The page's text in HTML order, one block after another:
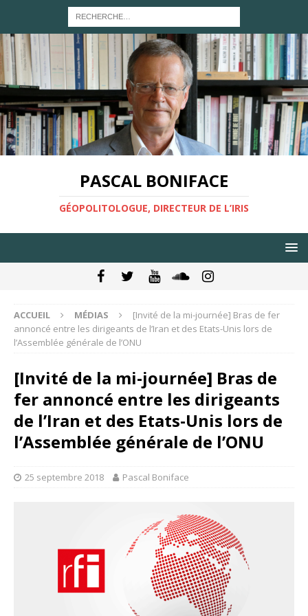
PASCAL BONIFACE
GÉOPOLITOLOGUE, DIRECTEUR DE L’IRIS
ACCUEIL MÉDIAS
[Invité de la mi-journée] Bras de fer
annoncé entre les dirigeants de l’Iran et des Etats-Unis lors de
l’Assemblée générale de l’ONU
[Invité de la mi-journée] Bras de
fer annoncé entre les dirigeants
de l’Iran et des Etats-Unis lors de
l’Assemblée générale de l’ONU
25 septembre 2018 Pascal Boniface